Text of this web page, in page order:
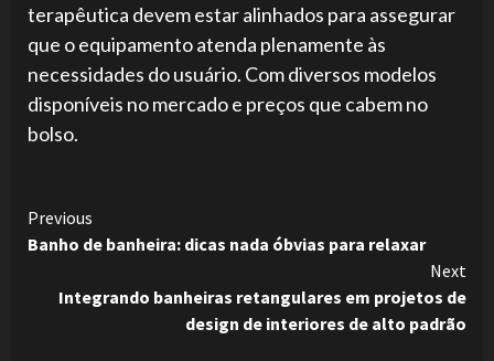
terapêutica devem estar alinhados para assegurar
que o equipamento atenda plenamente às
necessidades do usuário. Com diversos modelos
disponíveis no mercado e preços que cabem no
bolso.
Continue
Reading
Previous
Banho de banheira: dicas nada óbvias para relaxar
Next
Integrando banheiras retangulares em projetos de
design de interiores de alto padrão